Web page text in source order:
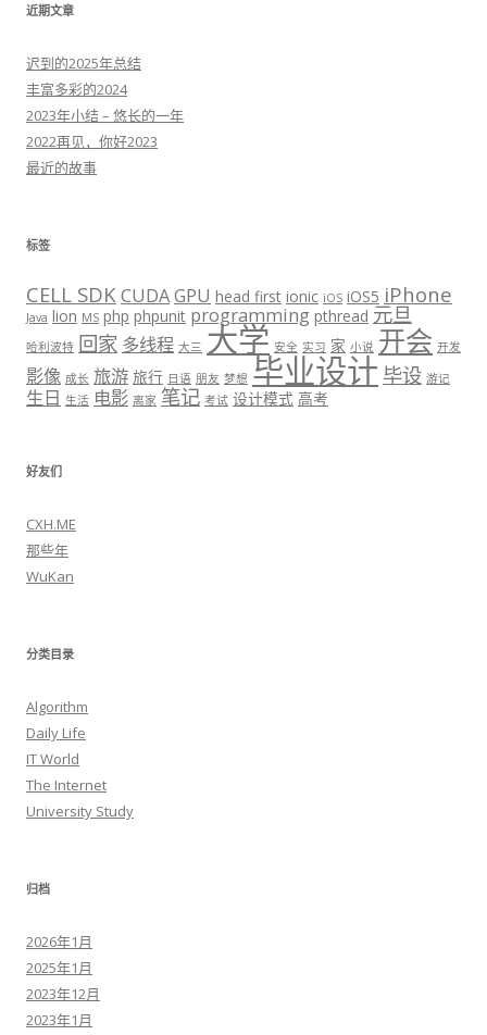
近期文章
迟到的2025年总结
丰富多彩的2024
2023年小结 – 悠长的一年
2022再见，你好2023
最近的故事
标签
CELL SDKCUDAGPU head first ionic iOS iOS5 iPhone
Java lion MS php phpunit programming pthread 元旦
哈利波特 回家 多线程 大三 大学 安全 实习 家 小说 开会 开发
影像 成长 旅游 旅行 日语 朋友 梦想 毕业设计 毕设 游记
生日 生活 电影 离家 笔记 考试 设计模式 高考
好友们
CXH.ME
那些年
WuKan
分类目录
Algorithm
Daily Life
IT World
The Internet
University Study
归档
2026年1月
2025年1月
2023年12月
2023年1月